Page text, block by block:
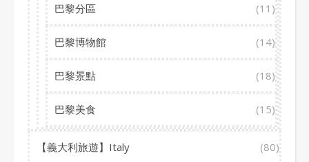
巴黎分區 (11)
巴黎博物館 (14)
巴黎景點 (18)
巴黎美食 (15)
【義大利旅遊】Italy (80)